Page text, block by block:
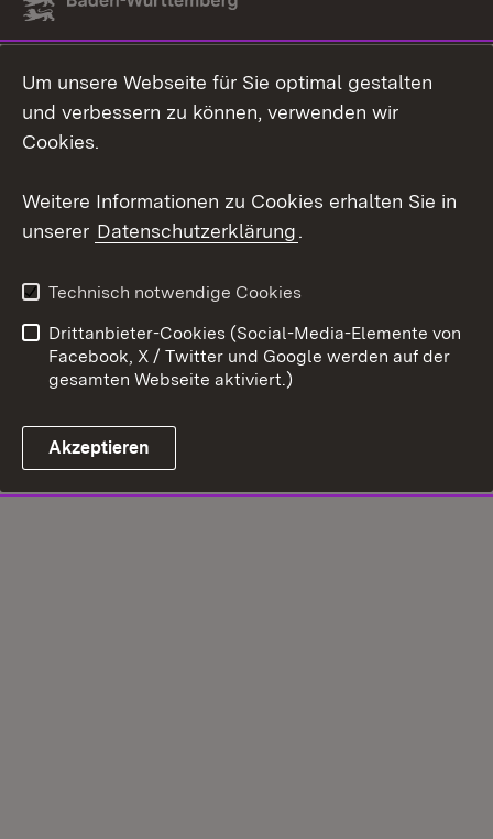
Link zum Landesportal
Um unsere Webseite für Sie optimal gestalten
und verbessern zu können, verwenden wir
Cookies.
Weitere Informationen zu Cookies erhalten Sie in
unserer Datenschutzerklärung.
Technisch notwendige Cookies
Drittanbieter-Cookies (Social-Media-Elemente von
Facebook, X / Twitter und Google werden auf der
gesamten Webseite aktiviert.)
Akzeptieren